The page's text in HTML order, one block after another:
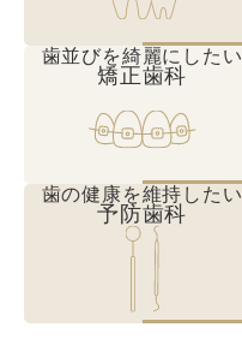
歯並びを綺麗にしたい
矯正歯科
歯の健康を維持したい
予防歯科